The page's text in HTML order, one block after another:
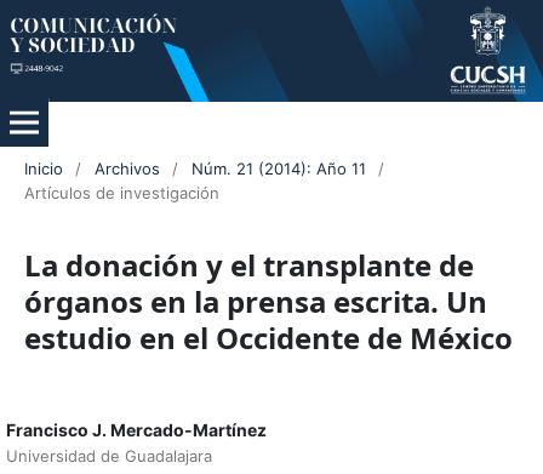
Inicio / Archivos / Núm. 21 (2014): Año 11
/
Artículos de investigación
La donación y el transplante de
órganos en la prensa escrita. Un
estudio en el Occidente de México
Francisco J. Mercado-Martínez
Universidad de Guadalajara